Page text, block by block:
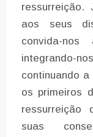
aos seus
convida-
integrando-
continuando
os primeiros
ressurreição
suas